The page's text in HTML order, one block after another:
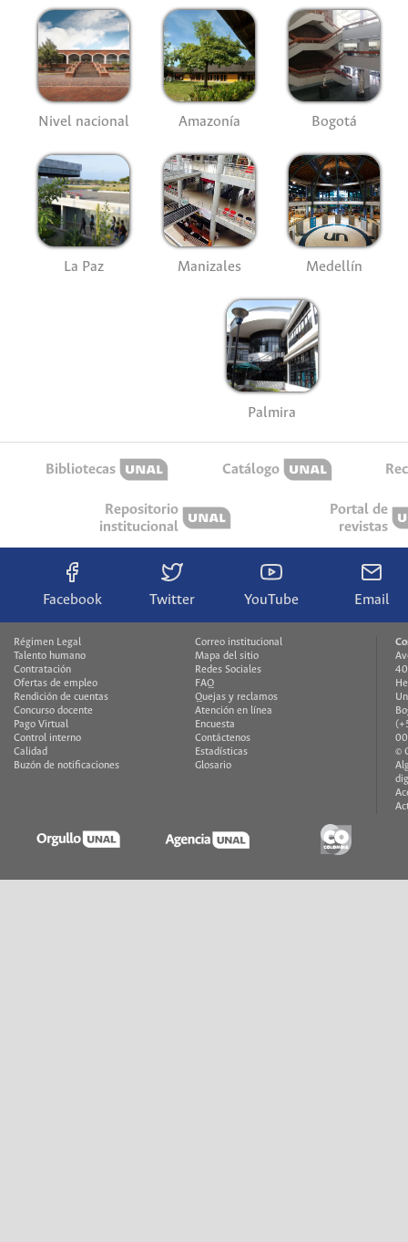
Nivel nacional Amazonía Bogotá
La Paz Manizales Medellín
Palmira
Bibliotecas Catálogo
Repositorio
institucional
Portal de
revistas
Facebook Twitter YouTube Email
Régimen Legal
Talento humano
Contratación
Ofertas de empleo
Rendición de cuentas
Concurso docente
Pago Virtual
Control interno
Calidad
Buzón de notificaciones
Correo institucional
Mapa del sitio
Redes Sociales
FAQ
Quejas y reclamos
Atención en línea
Encuesta
Contáctenos
Estadísticas
Glosario
©